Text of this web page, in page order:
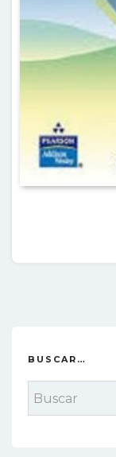
BUSCAR…